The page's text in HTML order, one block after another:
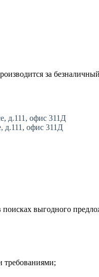
за
д.111, офис 311Д
д.111, офис 311Д
выгодного
требованиями;